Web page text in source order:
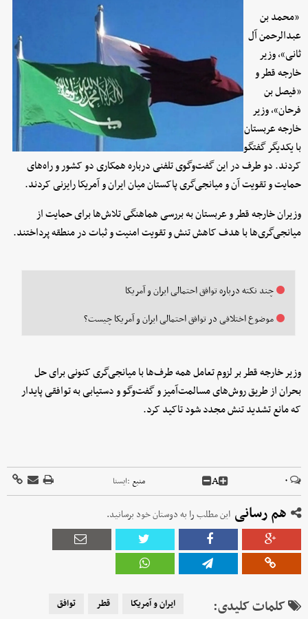
«محمد بن
عبدالرحمن آل
ثانی»، وزیر
خارجه قطر و
«فیصل بن
فرحان»، وزیر
خارجه عربستان
با یکدیگر گفتگو
کردند. دو طرف در این گفت‌وگوی تلفنی درباره همکاری دو کشور و راه‌های
حمایت و تقویت آن و میانجی‌گری پاکستان میان ایران و آمریکا رایزنی کردند.
وزیران خارجه قطر و عربستان به بررسی هماهنگی تلاش‌ها برای حمایت از
میانجی‌گری‌ها با هدف کاهش تنش و تقویت امنیت و ثبات در منطقه پرداختند.
چند نکته درباره توافق احتمالی ایران و آمریکا
موضوع اختلافی در توافق احتمالی ایران و آمریکا چیست؟
وزیر خارجه قطر بر لزوم تعامل همه طرف‌ها با میانجی‌گری کنونی برای حل
بحران از طریق روش‌های مسالمت‌آمیز و گفت‌وگو و دستیابی به توافقی پایدار
که مانع تشدید تنش مجدد شود تاکید کرد.
۰ A منبع :ايسنا
هم رسانی این مطلب را به دوستان خود برسانید.
کلمات کلیدی: ایران و آمریکا قطر توافق